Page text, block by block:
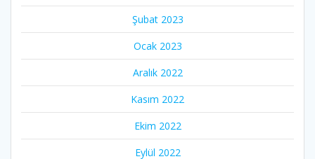
Şubat 2023
Ocak 2023
Aralık 2022
Kasım 2022
Ekim 2022
Eylül 2022